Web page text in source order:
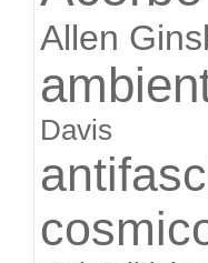
Allen
Davis